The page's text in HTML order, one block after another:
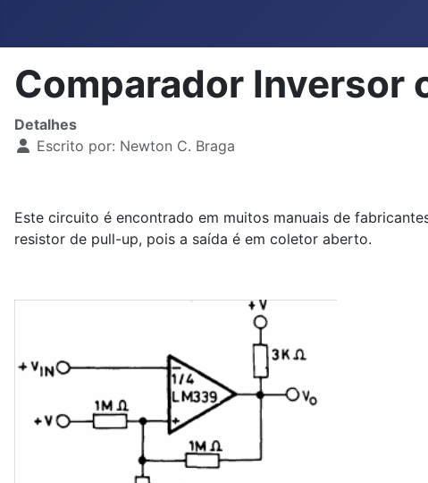
Comparador Inversor
Detalhes
Escrito por: Newton C. Braga
Este circuito é encontrado em muitos manuais de
resistor de pull-up, pois a saída é em coletor aberto.